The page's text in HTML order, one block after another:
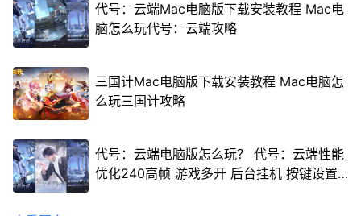
代号：云端Mac电脑版下载安装教程 Mac电
脑怎么玩代号：云端攻略
三国计Mac电脑版下载安装教程 Mac电脑怎
么玩三国计攻略
代号：云端电脑版怎么玩？ 代号：云端性能
优化240高帧 游戏多开 后台挂机 按键设置